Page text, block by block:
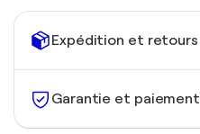
Expédition et retours
Garantie et paiement